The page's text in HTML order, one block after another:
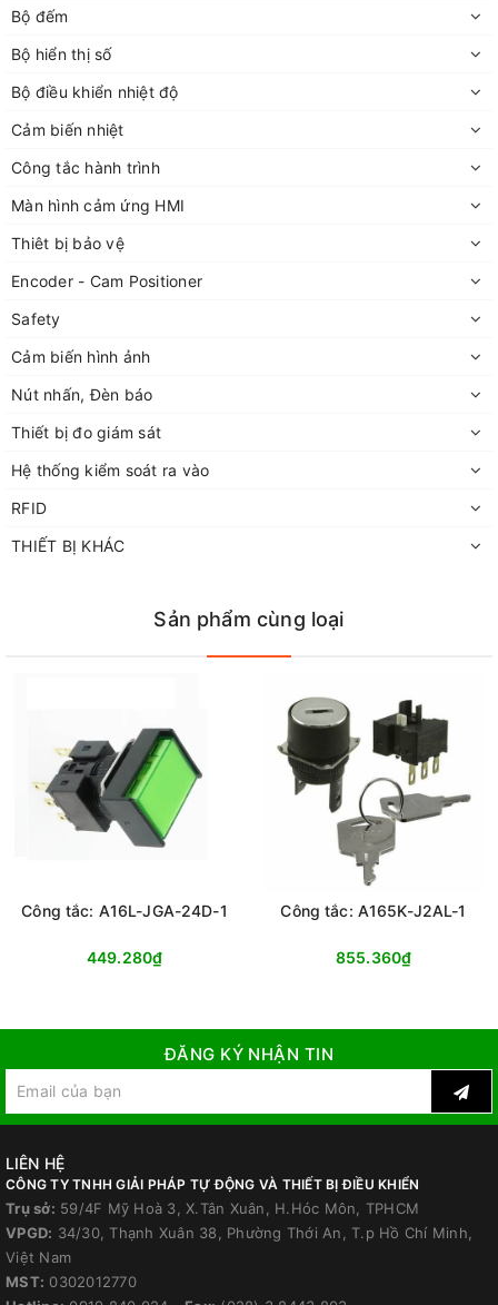
Bộ đếm
Bộ hiển thị số
Bộ điều khiển nhiệt độ
Cảm biến nhiệt
Công tắc hành trình
Màn hình cảm ứng HMI
Thiêt bị bảo vệ
Encoder - Cam Positioner
Safety
Cảm biến hình ảnh
Nút nhấn, Đèn báo
Thiết bị đo giám sát
Hệ thống kiểm soát ra vào
RFID
THIẾT BỊ KHÁC
Sản phẩm cùng loại
Công tắc: A16L-JGA-24D-1
449.280₫
Công tắc: A165K-J2AL-1
855.360₫
ĐĂNG KÝ NHẬN TIN
LIÊN HỆ
CÔNG TY TNHH GIẢI PHÁP TỰ ĐỘNG VÀ THIẾT BỊ ĐIỀU KHIỂN
Trụ sở: 59/4F Mỹ Hoà 3, X.Tân Xuân, H.Hóc Môn, TPHCM
VPGD: 34/30, Thạnh Xuân 38, Phường Thới An, T.p Hồ Chí Minh,
Việt Nam
MST: 0302012770